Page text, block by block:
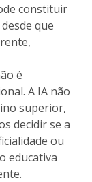
constituir
que
é
A IA não
superior,
decidir se a
ou
educativa